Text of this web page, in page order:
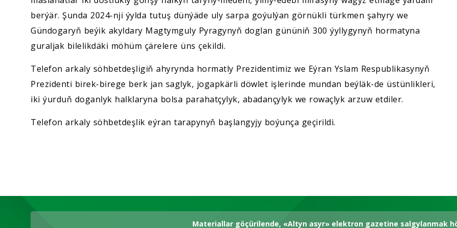
berýär. Şunda 2024-nji ýylda tutuş dünýäde uly sarpa goýulýan görnükli türkmen şahyry we
Gündogaryň beýik akyldary Magtymguly Pyragynyň doglan gününiň 300 ýyllygynyň hormatyna
guraljak bilelikdäki möhüm çärelere üns çekildi.
Telefon arkaly söhbetdeşligiň ahyrynda hormatly Prezidentimiz we Eýran Yslam Respublikasynyň
Prezidenti birek-birege berk jan saglyk, jogapkärli döwlet işlerinde mundan beýläk-de üstünlikleri,
iki ýurduň doganlyk halklaryna bolsa parahatçylyk, abadançylyk we rowaçlyk arzuw etdiler.
Telefon arkaly söhbetdeşlik eýran tarapynyň başlangyjy boýunça geçirildi.
Materiallar göçürilende, «Altyn asyr» elektron gazetine salgylanmak